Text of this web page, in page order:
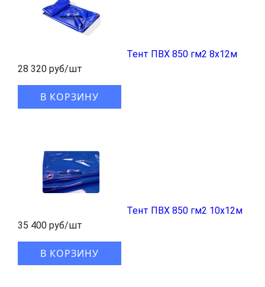
Тент ПВХ 850 гм2 8x12м
28 320 руб/шт
В КОРЗИНУ
Тент ПВХ 850 гм2 10x12м
35 400 руб/шт
В КОРЗИНУ